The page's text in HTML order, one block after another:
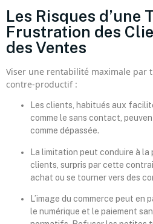
Les Risques d’une
Frustration des
des Ventes
Viser une rentabilité maximale par
contre-productif :
Les clients, habitués aux
comme le sans contact,
comme dépassée.
La limitation peut conduire à
clients, surpris par cette
achat ou se tourner vers des
L’image du commerce peut en
le numérique et le paiement